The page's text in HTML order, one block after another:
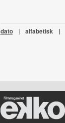
dato | alfabetisk |